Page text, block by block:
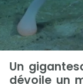
Un
dévoile un